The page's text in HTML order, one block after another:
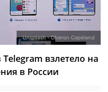
Unsplash - Oberon Copeland
взлетело на
в России